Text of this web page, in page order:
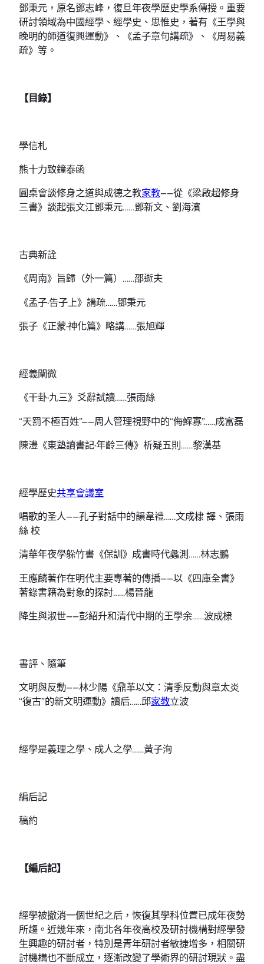
鄧秉元，原名鄧志峰，復旦年夜學歷史學系傳授。重要
研討領域為中國經學、經學史、思惟史，著有《王學與
晚明的師道復興運動》、《孟子章句講疏》、《周易義
疏》等。
【目錄】
學信札
熊十力致鐘泰函
圓桌會談修身之道與成德之教家教——從《梁啟超修身
三書》談起張文江鄧秉元……鄧新文、劉海濱
古典新詮
《周南》旨歸（外一篇）……邵逝夫
《孟子·告子上》講疏……鄧秉元
張子《正蒙·神化篇》略講……張旭輝
經義闡微
《干卦·九三》爻辭試讀……張雨絲
“天罰不極百姓”——周人管理視野中的“侮鰥寡”……成富磊
陳澧《東塾讀書記·年齡三傳》析疑五則……黎漢基
經學歷史共享會議室
唱歌的圣人——孔子對話中的韻韋禮……文成棣 譯、張雨
絲 校
清華年夜學躲竹書《保訓》成書時代蠡測……林志鵬
王應麟著作在明代主要專著的傳播——以《四庫全書》
著錄書籍為對象的探討……楊晉龍
降生與淑世——彭紹升和清代中期的王學余……波成棣
書評、隨筆
文明與反動——林少陽《鼎革以文：清季反動與章太炎
“復古”的新文明運動》讀后……邱家教立波
經學是義理之學、成人之學……黃子洵
編后記
稿約
【編后記】
經學被撤消一個世紀之后，恢復其學科位置已成年夜勢
所趨。近幾年來，南北各年夜高校及研討機構對經學發
生興趣的研討者，特別是青年研討者敏捷增多，相關研
討機構也不斷成立，逐漸改變了學術界的研討現狀。盡